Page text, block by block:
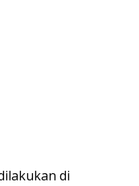
di